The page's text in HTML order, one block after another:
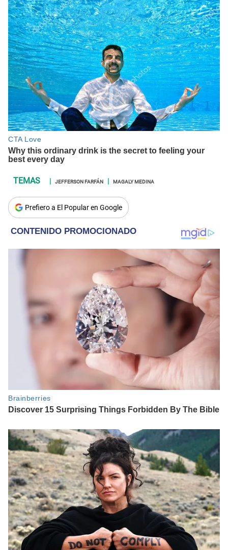
JEFFERSON FARFÁN MAGALY MEDINA
Prefiero a El Popular en Google